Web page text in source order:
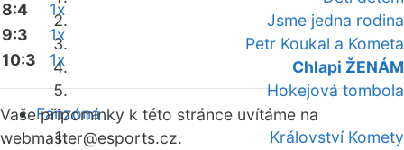
Jsme jedna rodina
Petr Koukal a Kometa
Chlapi ŽENÁM
Hokejová tombola
Fanzóna
Království Komety
8:4
1x
9:3
1x
10:3
1x
Vaše připomínky k této stránce uvítáme na
webmaster@esports.cz.